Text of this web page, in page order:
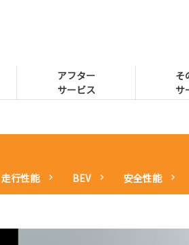
アフター
サービス
そ
サ
走行性能 BEV 安全性能